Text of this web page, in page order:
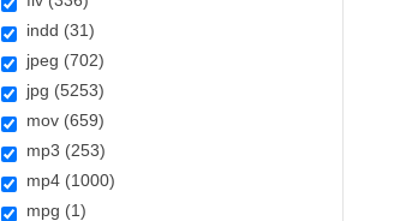
indd (31)
jpeg (702)
jpg (5253)
mov (659)
mp3 (253)
mp4 (1000)
mpg (1)